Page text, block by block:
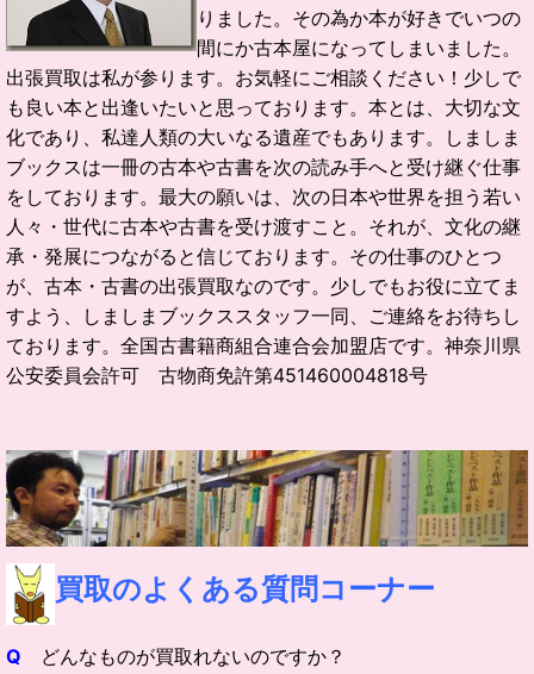
りました。 その為か本が好きでいつの
間にか古本屋になってしまいました。
出張買取は私が参ります。お気軽にご相談ください！ 少しで
も良い本と出逢いたいと思っております。 本とは、大切な文
化であり、私達人類の大いなる遺産でもあります。
しましま
ブックスは一冊の古本や古書を次の読み手へと受け継ぐ仕事
をしております。 最大の願いは、次の日本や世界を担う若い
人々・世代に古本や古書を受け渡すこと。 それが、文化の継
承・発展につながると信じております。 その仕事のひとつ
が、古本・古書の出張買取なのです。 少しでもお役に立てま
すよう、しましまブックススタッフ一同、ご連絡をお待ちし
ております。 全国古書籍商組合連合会加盟店です。 神奈川県
公安委員会許可 古物商免許第451460004818号
買取のよくある質問コーナー
Q どんなものが買取れないのですか？